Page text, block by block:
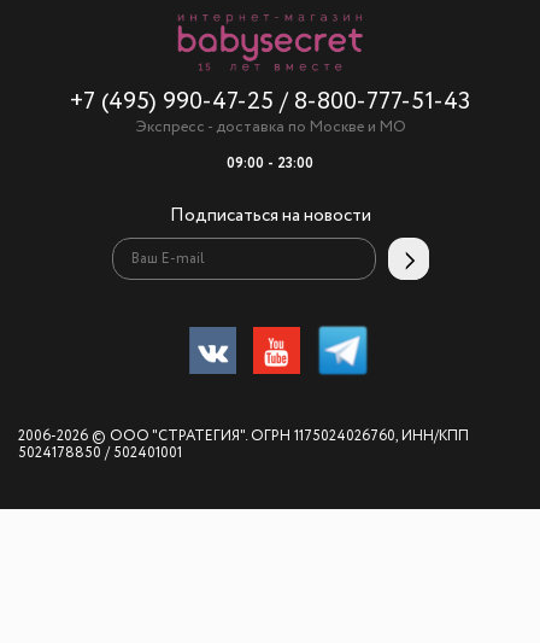
+7 (495) 990-47-25 / 8-800-777-51-43
Экспресс - доставка по Москве и МО
09:00 - 23:00
Подписаться на новости
2006-2026 © ООО "СТРАТЕГИЯ". ОГРН 1175024026760, ИНН/КПП
5024178850 / 502401001